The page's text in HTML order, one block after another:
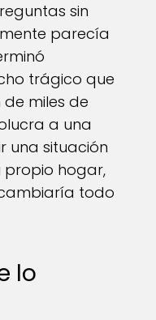
sin
parecía
trágico que
miles de
a una
una situación
hogar,
todo
lo